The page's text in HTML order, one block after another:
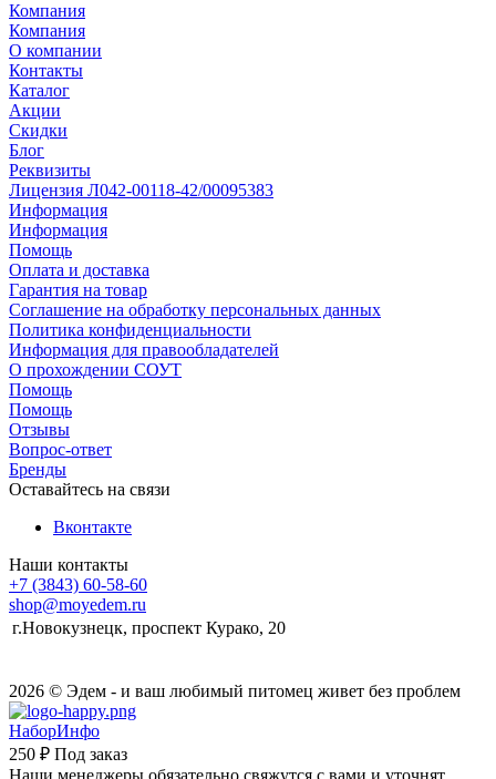
Компания
Компания
О компании
Контакты
Каталог
Акции
Скидки
Блог
Реквизиты
Лицензия Л042-00118-42/00095383
Информация
Информация
Помощь
Оплата и доставка
Гарантия на товар
Соглашение на обработку персональных данных
Политика конфиденциальности
Информация для правообладателей
О прохождении СОУТ
Помощь
Помощь
Отзывы
Вопрос-ответ
Бренды
Оставайтесь на связи
Вконтакте
Наши контакты
+7 (3843) 60-58-60
shop@moyedem.ru
г.Новокузнецк, проспект Курако, 20
2026 © Эдем - и ваш любимый питомец живет без проблем
НаборИнфо
250 ₽ Под заказ